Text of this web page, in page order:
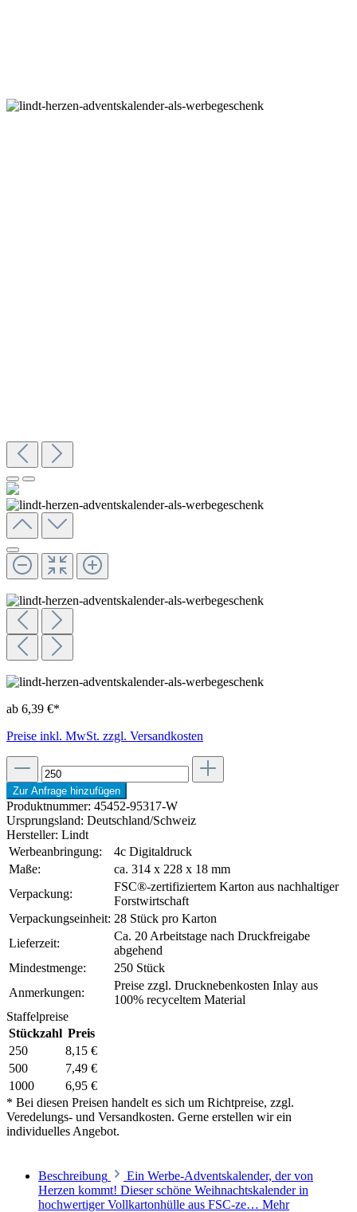
ab 6,39 €*
Preise inkl. MwSt. zzgl. Versandkosten
Zur Anfrage hinzufügen
Produktnummer: 45452-95317-W
Ursprungsland: Deutschland/Schweiz
Hersteller: Lindt
Werbeanbringung:
4c Digitaldruck
Maße:
ca. 314 x 228 x 18 mm
Verpackung:
FSC®-zertifiziertem Karton aus nachhaltiger
Forstwirtschaft
Verpackungseinheit: 28 Stück pro Karton
Lieferzeit:
Ca. 20 Arbeitstage nach Druckfreigabe
abgehend
Mindestmenge:
250 Stück
Anmerkungen:
Preise zzgl. Drucknebenkosten Inlay aus
100% recyceltem Material
Staffelpreise
Stückzahl Preis
250
8,15 €
500
7,49 €
1000
6,95 €
* Bei diesen Preisen handelt es sich um Richtpreise, zzgl.
Veredelungs- und Versandkosten. Gerne erstellen wir ein
individuelles Angebot.
Beschreibung
Ein Werbe-Adventskalender, der von
Herzen kommt! Dieser schöne Weihnachtskalender in
hochwertiger Vollkartonhülle aus FSC-ze… Mehr